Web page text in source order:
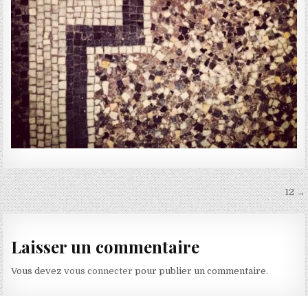
Navigation de l’article 12 →
Laisser un commentaire
Vous devezvous connecter pour publier un commentaire.